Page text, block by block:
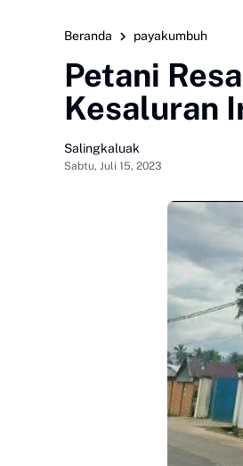
Beranda payakumbuh
Petani
Kesaluran
Salingkaluak
Sabtu, Juli 15, 2023